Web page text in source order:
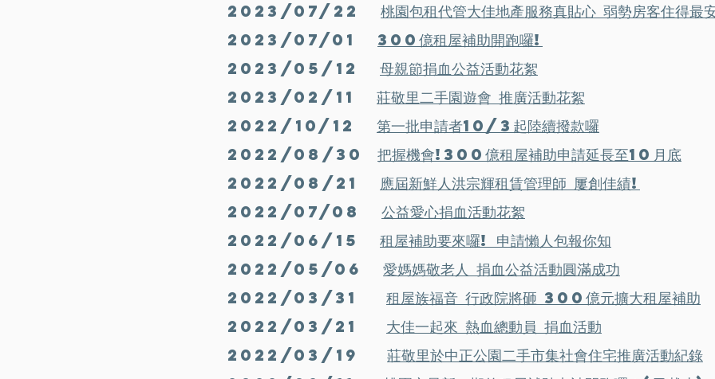
2023/07/22 桃園包租代管大佳地產服務真貼心 弱勢房客住得最
2023/07/01 300億租屋補助開跑囉!
2023/05/12 母親節捐血公益活動花絮
2023/02/11 莊敬里二手園遊會 推廣活動花絮
2022/10/12 第一批申請者10/3起陸續撥款囉
2022/08/30 把握機會!300億租屋補助申請延長至10月底
2022/08/21 應屆新鮮人洪宗輝租賃管理師 屢創佳績!
2022/07/08
公益愛心捐血活動花絮
2022/06/15 租屋補助要來囉! 申請懶人包報你知
2022/05/06 愛媽媽敬老人 捐血公益活動圓滿成功
2022/03/31 租屋族福音 行政院將砸 300億元擴大租屋補助
2022/03/21 大佳一起來 熱血總動員 捐血活動
2022/03/19 莊敬里於中正公園二手市集社會住宅推廣活動紀錄